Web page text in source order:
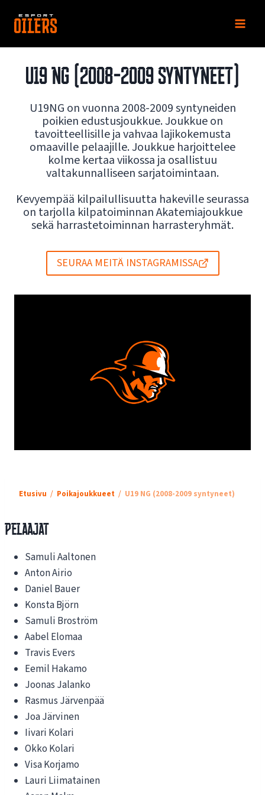
sisältöön
U19 NG (2008-2009 SYNTYNEET)
U19NG on vuonna 2008-2009 syntyneiden
poikien edustusjoukkue. Joukkue on
tavoitteellisille ja vahvaa lajikokemusta
omaaville pelaajille. Joukkue harjoittelee
kolme kertaa viikossa ja osallistuu
valtakunnalliseen sarjatoimintaan.
Kevyempää kilpailullisuutta hakeville seurassa
on tarjolla kilpatoiminnan Akatemiajoukkue
sekä harrastetoiminnan harrasteryhmät.
SEURAA MEITÄ INSTAGRAMISSA
Etusivu Poikajoukkueet U19 NG (2008-2009 syntyneet)
Pelaajat
Samuli Aaltonen
Anton Airio
Daniel Bauer
Konsta Björn
Samuli Broström
Aabel Elomaa
Travis Evers
Eemil Hakamo
Joonas Jalanko
Rasmus Järvenpää
Joa Järvinen
Iivari Kolari
Okko Kolari
Visa Korjamo
Lauri Liimatainen